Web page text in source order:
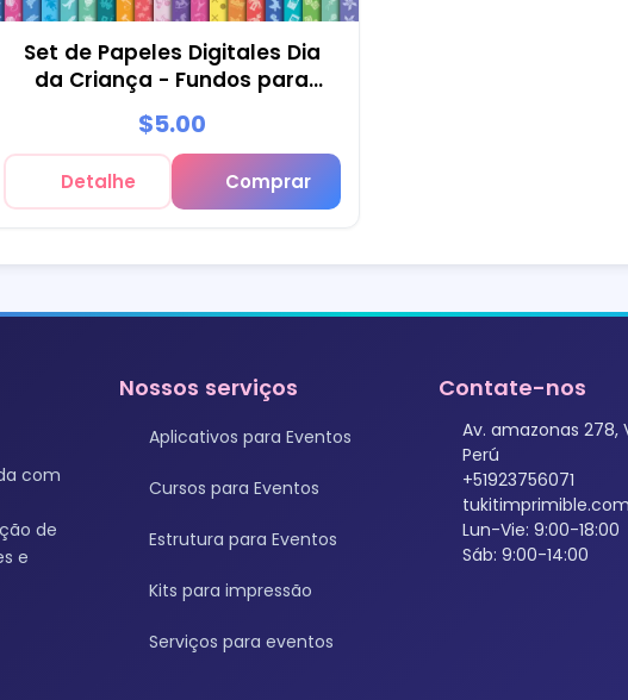
Set de Papeles Digitales Dia
da Criança - Fundos para
Festas e Scrapbooking
$5.00
Detalhe Comprar
com
de
e
Nossos serviços
Aplicativos para Eventos
Cursos para Eventos
Estrutura para Eventos
Kits para impressão
Serviços para eventos
Contate-nos
Av. amazonas 278,
Perú
+51923756071
Lun-Vie: 9:00-18:00
Sáb: 9:00-14:00